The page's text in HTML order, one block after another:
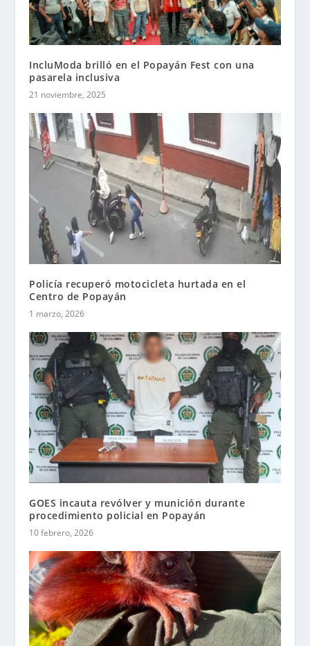
IncluModa brilló en el Popayán Fest con una
pasarela inclusiva
21 noviembre, 2025
Policía recuperó motocicleta hurtada en el
Centro de Popayán
1 marzo, 2026
GOES incauta revólver y munición durante
procedimiento policial en Popayán
10 febrero, 2026